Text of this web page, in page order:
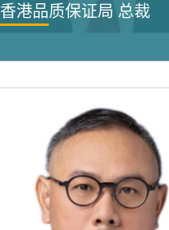
香港品质保证局 总裁